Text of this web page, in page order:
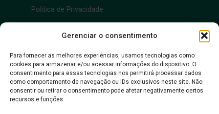
Gerenciar o consentimento
Para fornecer as melhores experiências, usamos tecnologias como
cookies para armazenar e/ou acessar informações do dispositivo. O
consentimento para essas tecnologias nos permitirá processar dados
como comportamento de navegação ou IDs exclusivos neste site. Não
consentir ou retirar o consentimento pode afetar negativamente certos
recursos e funções.
Política de Privacidade
Acessibilidade
Acessibilidade